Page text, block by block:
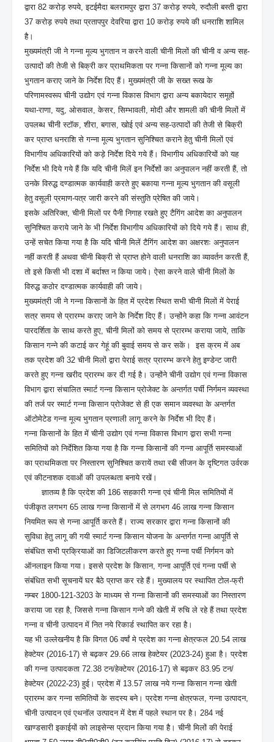
द्वारा 82 करोड़ रुपये, इटईमैदा बलरामपुर द्वारा 37 करोड़ रुपये, रुदौली बस्ती द्वारा
37 करोड़ रुपये तथा प्रतापपुर देवरिया द्वारा 10 करोड़ रुपये की धनराशि शामिल
है।
मुख्यमंत्री जी ने गन्ना मूल्य भुगतान न करने वाली चीनी मिलों की चीनी व अन्य सह-
उत्पादों की तेजी से बिक्री कर प्राथमिकता पर गन्ना किसानों को गन्ना मूल्य का
भुगतान कराए जाने के निर्देश दिए हैं। मुख्यमंत्री जी के सख्त रूख के
परिणामस्वरूप चीनी उद्योग एवं गन्ना विकास विभाग द्वारा अन्य बकायेदार समूहों
यथा-राणा, यदु, ओसवाल, केसर, सिम्भावली, मोदी और शामली की चीनी मिलों में
उपलब्ध चीनी स्टॉक, शीरा, बगास, खोई एवं अन्य सह-उत्पादों की तेजी से बिक्री
कर प्राप्त धनराशि से गन्ना मूल्य भुगतान सुनिश्चित कराने हेतु चीनी मिलों एवं
विभागीय अधिकारियों को कड़े निर्देश दिये गये हैं। विभागीय अधिकारियों को यह
निर्देश भी दिये गये हैं कि यदि चीनी मिलें इन निर्देशों का अनुपालन नहीं करती हैं, तो
उनके विरुद्ध दण्डात्मक कार्यवाही करते हुए बकाया गन्ना मूल्य भुगतान की वसूली
हेतु वसूली प्रमाण-पत्र जारी करने की संस्तुति प्रेषित की जाये।
इसके अतिरिक्त, चीनी मिलों पर पैनी निगाह रखते हुए टैगिंग आदेश का अनुपालन
सुनिश्चित कराये जाने के भी निर्देश विभागीय अधिकारियों को दिये गये हैं। साथ ही,
उन्हें सचेत किया गया है कि यदि चीनी मिलें टैगिंग आदेश का अक्षरशः अनुपालन
नहीं करती हैं अथवा चीनी बिक्री से प्राप्त होने वाली धनराशि का व्यावर्तन करती हैं,
तो इसे किसी भी दशा में बर्दाश्त न किया जाये। ऐसा करने वाले चीनी मिलों के
विरुद्ध कठोर दण्डात्मक कार्यवाही की जाये।
मुख्यमंत्री जी ने गन्ना किसानों के हित में प्रदेश स्थित सभी चीनी मिलों में पेराई
सत्र समय से प्रारम्भ कराए जाने के निर्देश दिए हैं। उन्होंने कहा कि गन्ना आवंटन
पारदर्शिता के साथ करते हुए, चीनी मिलों को समय से प्रारम्भ कराया जाये, ताकि
किसान गन्ने की कटाई कर गेहूं की बुवाई समय से कर सकें। इस क्रम में अब
तक प्रदेश की 32 चीनी मिलों द्वारा पेराई सत्र प्रारम्भ करने हेतु इण्डेन्ट जारी
करते हुए गन्ना खरीद प्रारम्भ कर दी गई है। उन्होंने चीनी उद्योग एवं गन्ना विकास
विभाग द्वारा संचालित स्मार्ट गन्ना किसान प्रोजेक्ट के अन्तर्गत पर्ची निर्गमन व्यवस्था
की तर्ज पर स्मार्ट गन्ना किसान प्रोजेक्ट से ही एक समान व्यवस्था के अन्तर्गत
ऑटोमेटेड गन्ना मूल्य भुगतान प्रणाली लागू करने के निर्देश भी दिए हैं।
गन्ना किसानों के हित में चीनी उद्योग एवं गन्ना विकास विभाग द्वारा सभी गन्ना
समितियों को निर्देशित किया गया है कि गन्ना किसानों की गन्ना आपूर्ति समस्याओं
का प्राथमिकता पर निस्तारण सुनिश्चित करायें तथा रबी सीजन के दृष्टिगत उर्वरक
एवं कीटनाशक दवाओं की उपलब्धता बनाये रखें।
ज्ञातव्य है कि प्रदेश की 186 सहकारी गन्ना एवं चीनी मिल समितियों में
पंजीकृत लगभग 65 लाख गन्ना किसानों में से लगभग 46 लाख गन्ना किसान
नियमित रूप से गन्ना आपूर्ति करते हैं। राज्य सरकार द्वारा गन्ना किसानों की
सुविधा हेतु लागू की गयी स्मार्ट गन्ना किसान योजना के अन्तर्गत गन्ना आपूर्ति से
संबंधित सभी प्रक्रियाओं का डिजिटलीकरण करते हुए गन्ना पर्ची निर्गमन को
ऑनलाइन किया गया। इससे प्रदेश के किसान, गन्ना आपूर्ति एवं गन्ना पर्ची से
संबंधित सभी सूचनायें घर बैठे प्राप्त कर रहे हैं। मुख्यालय पर स्थापित टोल-फ्री
नम्बर 1800-121-3203 के माध्यम से गन्ना किसानों की समस्याओं का निस्तारण
कराया जा रहा है, जिससे गन्ना किसान गन्ने की खेती में रुचि ले रहे हैं तथा प्रदेश
गन्ना व चीनी उत्पादन में नित नये रिकार्ड स्थापित कर रहा है।
यह भी उल्लेखनीय है कि विगत 06 वर्षां मे प्रदेश का गन्ना क्षेत्रफल 20.54 लाख
हेक्टेयर (2016-17) से बढ़कर 29.66 लाख हेक्टेयर (2023-24) हुआ है। प्रदेश
की गन्ना उत्पादकता 72.38 टन/हेक्टेयर (2016-17) से बढ़कर 83.95 टन/
हेक्टेयर (2022-23) हुई। प्रदेश में 13.57 लाख नये गन्ना किसान गन्ना खेती
प्रारम्भ कर गन्ना समितियों के सदस्य बने। प्रदेश गन्ना क्षेत्रफल, गन्ना उत्पादन,
चीनी उत्पादन एवं एथनॉल उत्पादन में देश में पहले स्थान पर है। 284 नई
खाण्डसारी इकाईयों को लाइसेन्स प्रदान किया गया है। चीनी मिलों की पेराई